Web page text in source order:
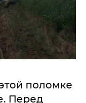
поломке
Перед